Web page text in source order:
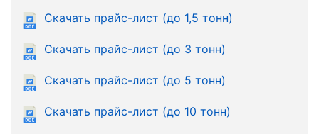
Скачать прайс-лист (до 1,5 тонн)
Скачать прайс-лист (до 3 тонн)
Скачать прайс-лист (до 5 тонн)
Скачать прайс-лист (до 10 тонн)